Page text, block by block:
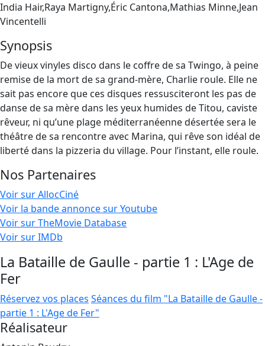
India Hair,Raya Martigny,Éric Cantona,Mathias Minne,Jean
Vincentelli
Synopsis
De vieux vinyles disco dans le coffre de sa Twingo, à peine
remise de la mort de sa grand-mère, Charlie roule. Elle ne
sait pas encore que ces disques ressusciteront les pas de
danse de sa mère dans les yeux humides de Titou, caviste
rêveur, ni qu’une plage méditerranéenne désertée sera le
théâtre de sa rencontre avec Marina, qui rêve son idéal de
liberté dans la pizzeria du village. Pour l’instant, elle roule.
Nos Partenaires
Voir sur AllocCiné
Voir la bande annonce sur Youtube
Voir sur TheMovie Database
Voir sur IMDb
La Bataille de Gaulle - partie 1 : L'Age de
Fer
Réservez vos places Séances du film "La Bataille de Gaulle -
partie 1 : L'Age de Fer"
Réalisateur